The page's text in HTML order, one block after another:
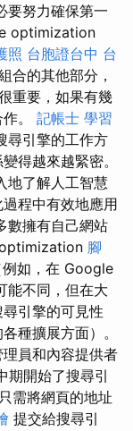
要努力確保第一
optimization
照 台胞證台中 台
合的其他部分，
重要，如果有幾
。 記帳士 學習
尋引擎的工作方
得越來越緊密。
地了解人工智慧
程中有效地應用
數擁有自己網站
腳
如，在 Google
能不同，但在大
引擎的可見性
種擴展方面）。
員和內容提供者
期開始了搜尋引
需將網頁的地址
提交給搜尋引